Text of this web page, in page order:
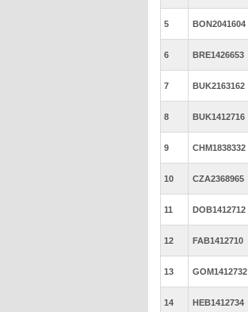
5 BON2041604
6 BRE1426653
7 BUK2163162
8 BUK1412716
9 CHM1838332
10 CZA2368965
11 DOB1412712
12 FAB1412710
13 GOM1412732
14 HEB1412734